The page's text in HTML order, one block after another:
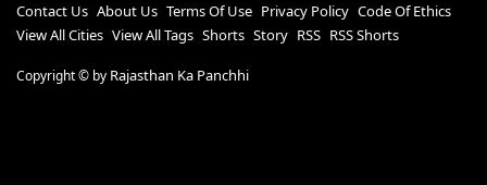
Contact Us About Us Terms Of Use Privacy Policy Code Of Ethics
View All Cities View All Tags Shorts Story RSS RSS Shorts
Copyright © by Rajasthan Ka Panchhi